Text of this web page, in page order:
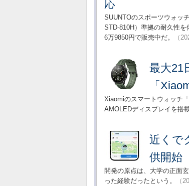
応
SUUNTOのスポーツウォッ
STD-810H）準拠の耐久性
6万9850円で販売中だ。
（
最大21
「
Xiaomiのスマートウォッチ
AMOLEDディスプレイを搭
近くで
供開始
開発の原点は、大学の正面
った経験だったという。
（